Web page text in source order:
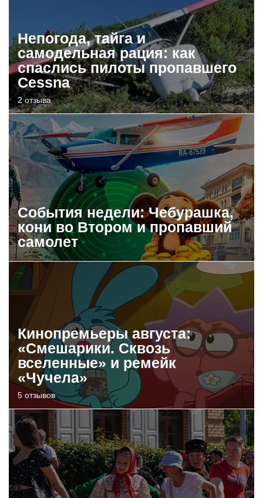
Непогода, тайга и
самодельная рация: как
спаслись пилоты пропавшего
Cessna
2 отзыва
События недели: Чебурашка,
кони во Втором и пропавший
самолет
Кинопремьеры августа:
«Смешарики. Сквозь
вселенные» и ремейк
«Чучела»
5 отзывов